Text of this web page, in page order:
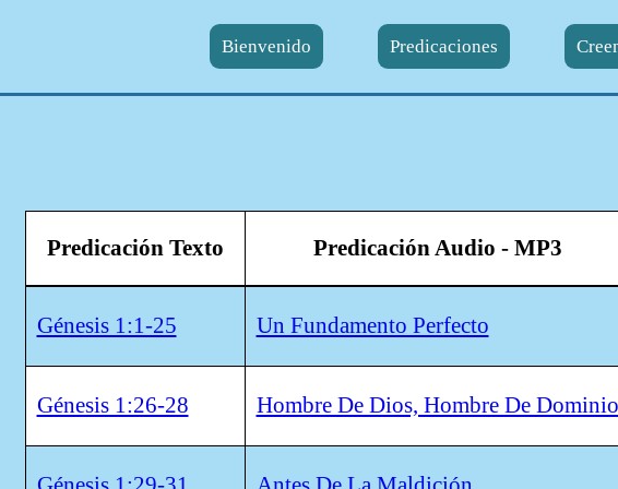
Bienvenido Predicaciones
Predicación Texto Predicación Audio - MP3
Génesis 1:1-25 Un Fundamento Perfecto
Génesis 1:26-28 Hombre De Dios, Hombre De Dominio